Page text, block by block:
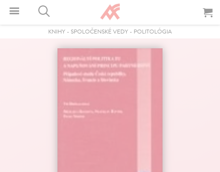
KNIHY - SPOLOČENSKÉ VEDY - POLITOLÓGIA